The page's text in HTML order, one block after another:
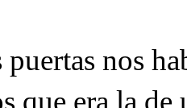
puertas nos
que era la de